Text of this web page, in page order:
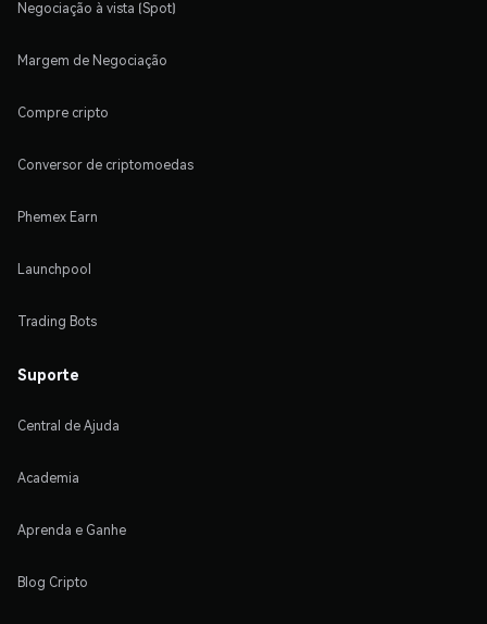
Negociação à vista (Spot)
Margem de Negociação
Compre cripto
Conversor de criptomoedas
Phemex Earn
Launchpool
Trading Bots
Suporte
Central de Ajuda
Academia
Aprenda e Ganhe
Blog Cripto